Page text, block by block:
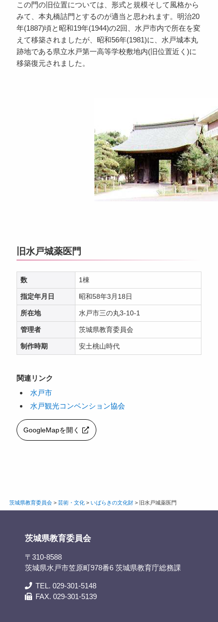
この門の旧位置については、形式と規模そして風格から
みて、本丸橋詰門とするのが適当と思われます。明治20
年(1887)頃と昭和19年(1944)の2回、水戸市内で所在を変
えて移築されましたが、昭和56年(1981)に、水戸城本丸
跡地である県立水戸第一高等学校敷地内(旧位置近く)に
移築復元されました。
旧水戸城薬医門
数 1棟
指定年月日 昭和58年3月18日
所在地 水戸市三の丸3-10-1
管理者 茨城県教育委員会
制作時期 安土桃山時代
関連リンク
水戸市
水戸観光コンベンション協会
GoogleMapを開く
茨城県教育委員会> 芸術・文化> いばらきの文化財> 旧水戸城薬医門
茨城県教育委員会
〒310-8588
茨城県水戸市笠原町978番6 茨城県教育庁総務課
TEL. 029-301-5148
FAX. 029-301-5139